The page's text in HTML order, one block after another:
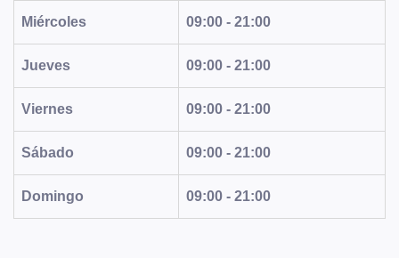
Miércoles 09:00 - 21:00
Jueves 09:00 - 21:00
Viernes 09:00 - 21:00
Sábado 09:00 - 21:00
Domingo 09:00 - 21:00